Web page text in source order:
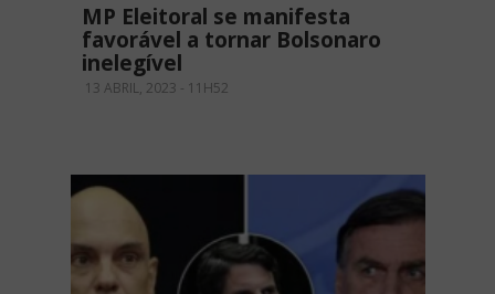
MP Eleitoral se manifesta
favorável a tornar Bolsonaro
inelegível
13 ABRIL, 2023 - 11H52